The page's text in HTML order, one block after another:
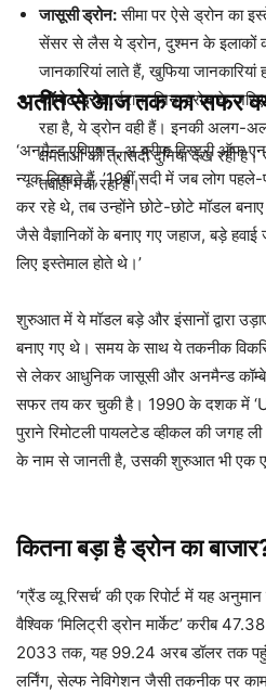
जासूसी ड्रोन:सीमा पर ऐसे ड्रोन का
सेंसर से लैस ये ड्रोन, दुश्मन के इलाकों
जानकारियां लाते हैं, खुफिया
कॉम्बेट ड्रोन:ईरान, जिन ड्रोन के जरिए
रहा है, ये ड्रोन वही हैं। इनकी अलग-
क्षमताओं की त्रासदी दुनिया देख रही
तबाही मचा रहा है।
अतीत से आज तक का सफर
‘अनमैन्ड एविएशन, अ ब्रीफ हिस्ट्री ऑफ
न्यूक लिखते हैं, ’19वीं सदी में जब लोग
कर रहे थे, तब उन्होंने छोटे-छोटे मॉडल
जैसे वैज्ञानिकों के बनाए गए जहाज, बड़े
लिए इस्तेमाल होते थे।’
शुरुआत में ये मॉडल बड़े और इंसानों द्वारा
बनाए गए थे। समय के साथ ये तकनीक
से लेकर आधुनिक जासूसी और अनमैन्ड
सफर तय कर चुकी है। 1990 के दशक में
पुराने रिमोटली पायलटेड व्हीकल की जगह
के नाम से जानती है, उसकी शुरुआत भी एक
कितना बड़ा है ड्रोन का
‘ग्रैंड व्यू रिसर्च’ की एक रिपोर्ट में यह
वैश्विक ‘मिलिट्री ड्रोन मार्केट’ करीब
2033 तक, यह 99.24 अरब डॉलर तक
लर्निंग, सेल्फ नेविगेशन जैसी तकनीक पर